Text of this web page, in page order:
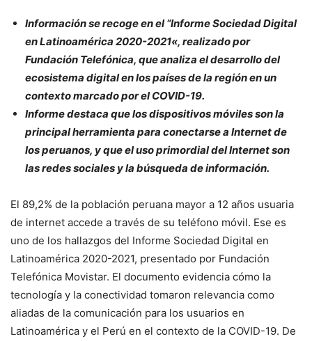
Información se recoge en el “Informe Sociedad Digital
en Latinoamérica 2020-2021«, realizado por
Fundación Telefónica, que analiza el desarrollo del
ecosistema digital en los países de la región en un
contexto marcado por el COVID-19.
Informe destaca que los dispositivos móviles son la
principal herramienta para conectarse a Internet de
los peruanos, y que el uso primordial del Internet son
las redes sociales y la búsqueda de información.
El 89,2% de la población peruana mayor a 12 años usuaria
de internet accede a través de su teléfono móvil. Ese es
uno de los hallazgos del Informe Sociedad Digital en
Latinoamérica 2020-2021, presentado por Fundación
Telefónica Movistar. El documento evidencia cómo la
tecnología y la conectividad tomaron relevancia como
aliadas de la comunicación para los usuarios en
Latinoamérica y el Perú en el contexto de la COVID-19. De